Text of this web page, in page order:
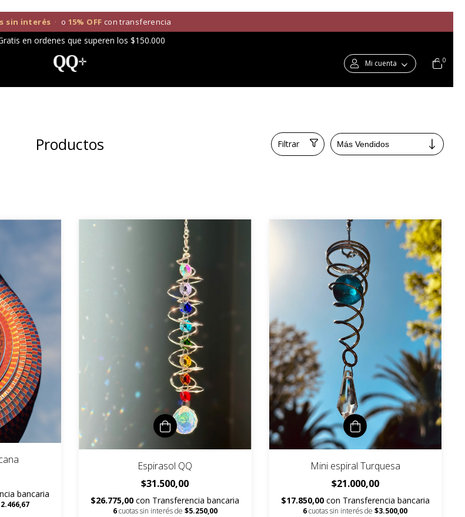
sin interés · o 15% OFF con transferencia
en ordenes que superen los $150.000
Mi cuenta 0
Productos Filtrar
bancaria
Espirasol QQ
$31.500,00
$26.775,00con Transferencia bancaria
6cuotas sin interés de $5.250,00
Mini espiral Turquesa
$21.000,00
$17.850,00 con Transferencia bancaria
6cuotas sin interés de$3.500,00